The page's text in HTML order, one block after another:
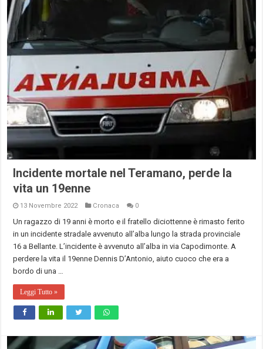
Incidente mortale nel Teramano, perde la
vita un 19enne
13 Novembre 2022 Cronaca 0
Un ragazzo di 19 anni è morto e il fratello diciottenne è rimasto ferito
in un incidente stradale avvenuto all’alba lungo la strada provinciale
16 a Bellante. L’incidente è avvenuto all’alba in via Capodimonte. A
perdere la vita il 19enne Dennis D’Antonio, aiuto cuoco che era a
bordo di una …
Leggi Tutto »